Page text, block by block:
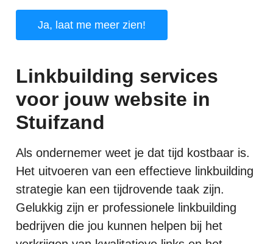
Ja, laat me meer zien!
Linkbuilding services
voor jouw website in
Stuifzand
Als ondernemer weet je dat tijd kostbaar is.
Het uitvoeren van een effectieve linkbuilding
strategie kan een tijdrovende taak zijn.
Gelukkig zijn er professionele linkbuilding
bedrijven die jou kunnen helpen bij het